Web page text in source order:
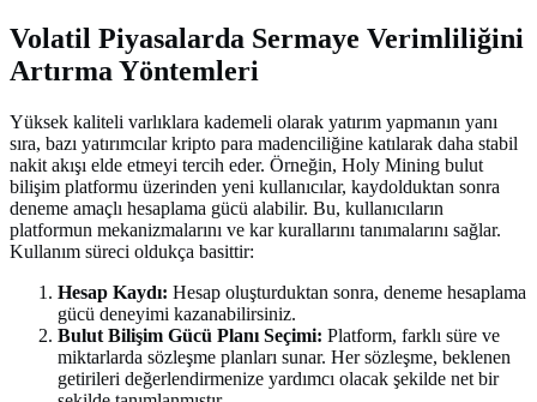
Volatil Piyasalarda Sermaye Verimliliğini
Artırma Yöntemleri
Yüksek kaliteli varlıklara kademeli olarak yatırım yapmanın yanı
sıra, bazı yatırımcılar kripto para madenciliğine katılarak daha stabil
nakit akışı elde etmeyi tercih eder. Örneğin, Holy Mining bulut
bilişim platformu üzerinden yeni kullanıcılar, kaydolduktan sonra
deneme amaçlı hesaplama gücü alabilir. Bu, kullanıcıların
platformun mekanizmalarını ve kar kurallarını tanımalarını sağlar.
Kullanım süreci oldukça basittir:
Hesap Kaydı: Hesap oluşturduktan sonra, deneme hesaplama
gücü deneyimi kazanabilirsiniz.
Bulut Bilişim Gücü Planı Seçimi: Platform, farklı süre ve
miktarlarda sözleşme planları sunar. Her sözleşme, beklenen
getirileri değerlendirmenize yardımcı olacak şekilde net bir